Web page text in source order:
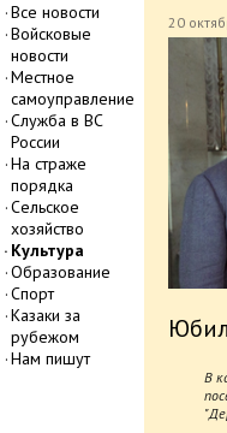
Все новости
Войсковые
новости
Местное
самоуправление
Служба в ВС
России
На страже
порядка
Сельское
хозяйство
Культура
Образование
Спорт
Казаки за
рубежом
Нам пишут
20
В